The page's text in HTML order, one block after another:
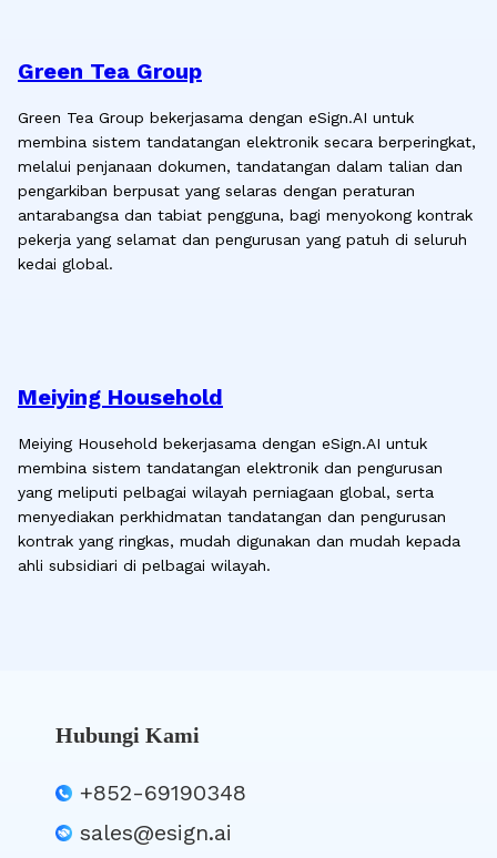
Green Tea Group
Green Tea Group bekerjasama dengan eSign.AI untuk
membina sistem tandatangan elektronik secara berperingkat,
melalui penjanaan dokumen, tandatangan dalam talian dan
pengarkiban berpusat yang selaras dengan peraturan
antarabangsa dan tabiat pengguna, bagi menyokong kontrak
pekerja yang selamat dan pengurusan yang patuh di seluruh
kedai global.
Meiying Household
Meiying Household bekerjasama dengan eSign.AI untuk
membina sistem tandatangan elektronik dan pengurusan
yang meliputi pelbagai wilayah perniagaan global, serta
menyediakan perkhidmatan tandatangan dan pengurusan
kontrak yang ringkas, mudah digunakan dan mudah kepada
ahli subsidiari di pelbagai wilayah.
Hubungi Kami
+852-69190348
sales@esign.ai